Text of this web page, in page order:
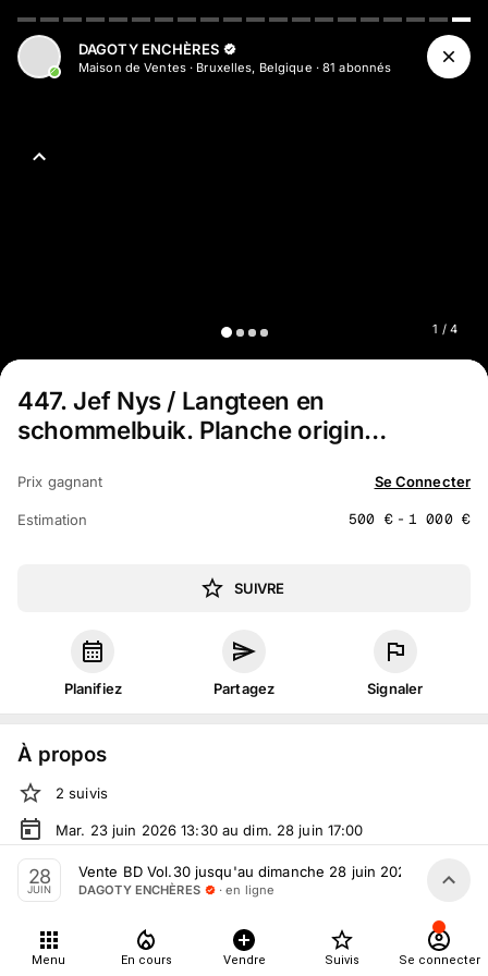
1 / 4
DAGOTY ENCHÈRES
Maison de Ventes· Bruxelles, Belgique ·81 abonnés
447.Jef Nys / Langteen en
schommelbuik. Planche origin…
Prix gagnant Se Connecter
Estimation 500 €- 1 000 €
SUIVRE
Planifiez Partagez Signaler
À propos
2 suivis
Mar. 23 juin 2026 13:30 au dim. 28 juin 17:00
Vente volontaireorganiséeparDAGOTY ENCHÈRES
En ligne
Tout le monde peut participer
28
JUIN
Vente BD Vol.30 jusqu'au dimanche 28 juin 2026
DAGOTY ENCHÈRES · en ligne
Menu En cours Vendre Suivis Se connecter